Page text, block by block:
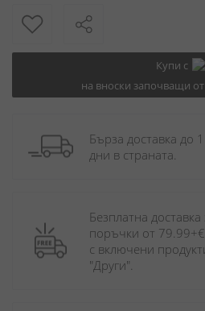
Купи с
на вноски започващи от
Бърза доставка до
дни в страната.
Безплатна
поръчки от 79.99+€
с включени
"Други".